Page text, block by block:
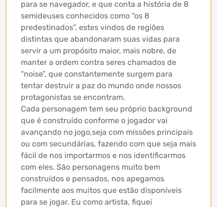
para se navegador, e que conta a história de 8
semideuses conhecidos como “os 8
predestinados”, estes vindos de regiões
distintas que abandonaram suas vidas para
servir a um propósito maior, mais nobre, de
manter a ordem contra seres chamados de
“noise”, que constantemente surgem para
tentar destruir a paz do mundo onde nossos
protagonistas se encontram.
Cada personagem tem seu próprio background
que é construído conforme o jogador vai
avançando no jogo,seja com missões principais
ou com secundárias, fazendo com que seja mais
fácil de nos importarmos e nos identificarmos
com eles. São personagens muito bem
construídos e pensados, nos apegamos
facilmente aos muitos que estão disponíveis
para se jogar. Eu como artista, fiquei